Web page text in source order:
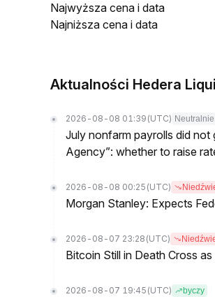
Najwyższa cena i data
Najniższa cena i data
Aktualności Hedera
2026-08-08 01:39 (UTC) Neutralnie
July nonfarm payrolls did not
Agency”: whether to raise
2026-08-08 00:25 (UTC)
Morgan Stanley: Expects
2026-08-07 23:28 (UTC)
Bitcoin Still in Death Cross
2026-08-07 19:45 (UTC) byczy